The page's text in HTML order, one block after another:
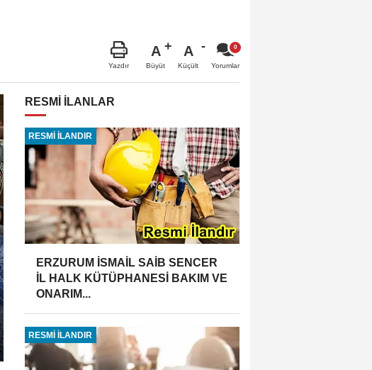
Yazdır
A
Büyüt
A
Küçült Yorumlar
RESMİ İLANLAR
RESMİ İLANDIR
ERZURUM İSMAİL SAİB SENCER
İL HALK KÜTÜPHANESİ BAKIM VE
ONARIM...
RESMİ İLANDIR